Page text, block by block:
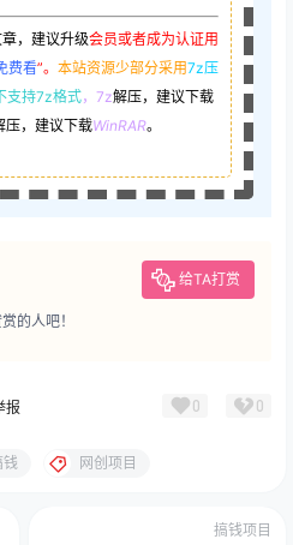
，建议升级会员或者成为认证用
费看”。 本站资源少部分采用7z压
支持7z格式，7z解压，建议下载
压，建议下载WinRAR。
给TA打赏
的人吧！
报 0 0
网创项目
搞钱项目